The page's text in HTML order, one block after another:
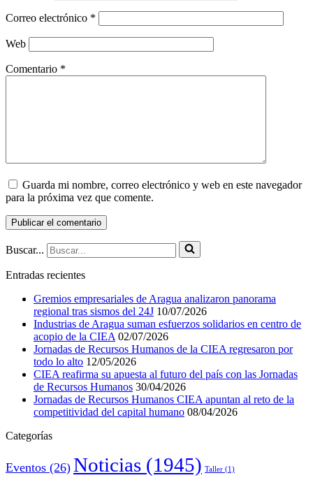
Correo electrónico *
Web
Comentario *
Guarda mi nombre, correo electrónico y web en este navegador
para la próxima vez que comente.
Buscar...
Entradas recientes
Gremios empresariales de Aragua analizaron panorama
regional tras sismos del 24J 10/07/2026
Industrias de Aragua suman esfuerzos solidarios en centro de
acopio de la CIEA 02/07/2026
Jornadas de Recursos Humanos de la CIEA regresaron por
todo lo alto 12/05/2026
CIEA reafirma su apuesta al futuro del país con las Jornadas
de Recursos Humanos 30/04/2026
Jornadas de Recursos Humanos CIEA apuntan al reto de la
competitividad del capital humano 08/04/2026
Categorías
Eventos (26) Noticias (1945) Taller (1)